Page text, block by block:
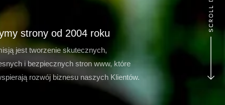
strony od 2004 roku
jest tworzenie skutecznych,
i bezpiecznych stron www, które
rozwój biznesu naszych Klientów.